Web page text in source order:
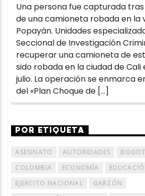
Una persona fue capturada
de una camioneta robada en la
Popayán. Unidades
Seccional de Investigación
recuperar una camioneta de
sido robada en la ciudad de Cali
julio. La operación se enmarca
del «Plan Choque de […]
POR ETIQUETA
ASESINATO AUTORIDADES
COLOMBIA
ECONOMÍA
EJERCITO NACIONAL
GARZÓN